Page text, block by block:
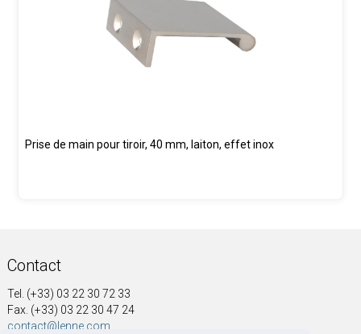
Prise de main pour tiroir, 40 mm, laiton, effet inox
Contact
Tel. (+33) 03 22 30 72 33
Fax. (+33) 03 22 30 47 24
contact@lenne.com